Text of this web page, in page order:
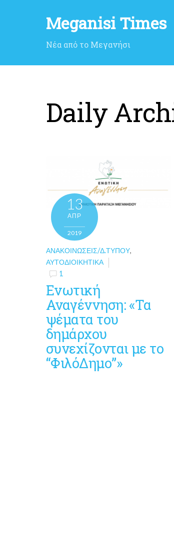
Meganisi Times
Νέα από το Μεγανήσι
Daily
13
ΑΠΡ
2019
ΑΝΑΚΟΙΝΏΣΕΙΣ/Δ.ΤΎΠΟΥ,
ΑΥΤΟΔΙΟΙΚΗΤΙΚΆ
1
Ενωτική
Αναγέννηση: «Τα
ψέματα του
δημάρχου
συνεχίζονται με το
“ΦιλόΔημο”»